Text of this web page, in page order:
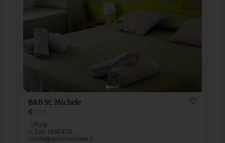
B&B St. Michele
€
Patti
320 1895470
info@stmichelebeb.it